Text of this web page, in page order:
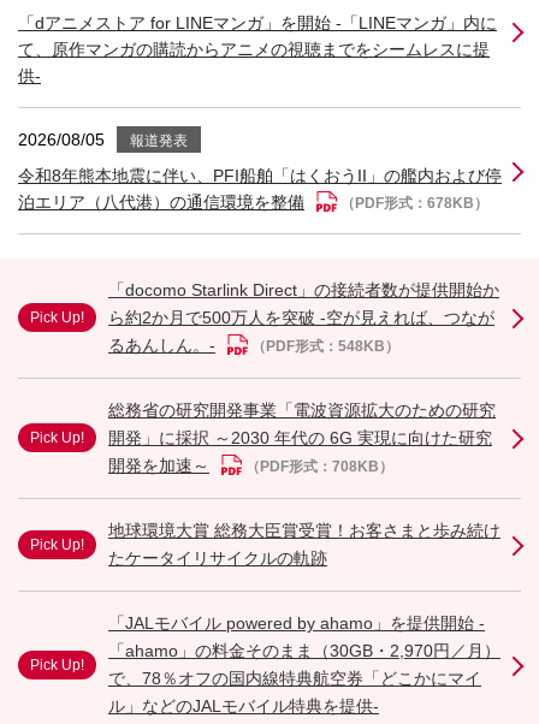
「dアニメストア for LINEマンガ」を開始 -「LINEマンガ」内に
て、原作マンガの購読からアニメの視聴までをシームレスに提
供-
2026/08/05 報道発表
令和8年熊本地震に伴い、PFI船舶「はくおうII」の艦内および停
泊エリア（八代港）の通信環境を整備
（PDF形式：678KB）
Pick Up!
「docomo Starlink Direct」の接続者数が提供開始か
ら約2か月で500万人を突破 -空が見えれば、つなが
るあんしん。-
（PDF形式：548KB）
Pick Up!
総務省の研究開発事業「電波資源拡大のための研究
開発」に採択 ～2030 年代の 6G 実現に向けた研究
開発を加速～
（PDF形式：708KB）
Pick Up!
地球環境大賞 総務大臣賞受賞！お客さまと歩み続け
たケータイリサイクルの軌跡
Pick Up!
「JALモバイル powered by ahamo」を提供開始 -
「ahamo」の料金そのまま（30GB・2,970円／月）
で、78％オフの国内線特典航空券「どこかにマイ
ル」などのJALモバイル特典を提供-